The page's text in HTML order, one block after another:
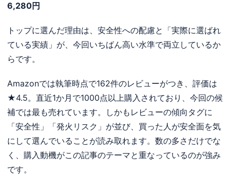
6,280円
トップに選んだ理由は、安全性への配慮と「実際に選ばれ
ている実績」が、今回いちばん高い水準で両立しているか
らです。
Amazonでは執筆時点で162件のレビューがつき、評価は
★4.5。直近1か月で1000点以上購入されており、今回の候
補では最も売れています。しかもレビューの傾向タグに
「安全性」「発火リスク」が並び、買った人が安全面を気
にして選んでいることが読み取れます。数の多さだけでな
く、購入動機がこの記事のテーマと重なっているのが強み
です。